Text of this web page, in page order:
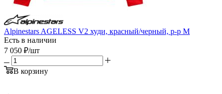
Alpinestars AGELESS V2 худи, красный/черный, р-р M
Есть в наличии
7 050 ₽/шт
В корзину